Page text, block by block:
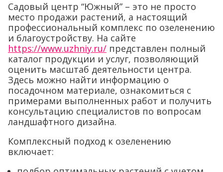
Садовый центр “Южный” – это не просто
место продажи растений, а настоящий
профессиональный комплекс по озеленению
и благоустройству. На сайте
https://www.uzhniy.ru/ представлен полный
каталог продукции и услуг, позволяющий
оценить масштаб деятельности центра.
Здесь можно найти информацию о
посадочном материале, ознакомиться с
примерами выполненных работ и получить
консультацию специалистов по вопросам
ландшафтного дизайна.
Комплексный подход к озеленению
включает: